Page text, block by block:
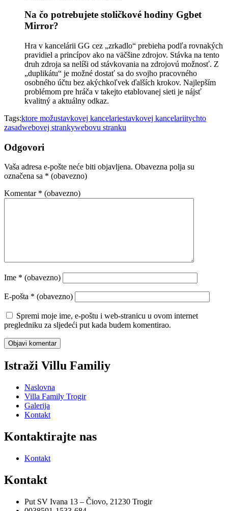
Na čo potrebujete stoličkové hodiny Ggbet
Mirror?
Hra v kancelárii GG cez „zrkadlo“ prebieha podľa rovnakých
pravidiel a princípov ako na väčšine zdrojov. Stávka na tento
druh zdroja sa nelíši od stávkovania na zdrojovú možnosť. Z
„duplikátu“ je možné dostať sa do svojho pracovného
osobného účtu bez akýchkoľvek ďalších krokov. Najlepším
problémom pre hráča v takejto etablovanej sieti je nájsť
kvalitný a aktuálny odkaz.
Tags:ktore možustavkovej kancelariestavkovej kancelariitychto
zasadwebovej strankywebovu stranku
Odgovori
Vaša adresa e-pošte neće biti objavljena. Obavezna polja su
označena sa * (obavezno)
Komentar * (obavezno)
Ime * (obavezno)
E-pošta * (obavezno)
Spremi moje ime, e-poštu i web-stranicu u ovom internet
pregledniku za sljedeći put kada budem komentirao.
Istraži Villu Familiy
Naslovna
Villa Family Trogir
Galerija
Kontakt
Kontaktirajte nas
Kontakt
Kontakt
Put SV Ivana 13 – Čiovo, 21230 Trogir